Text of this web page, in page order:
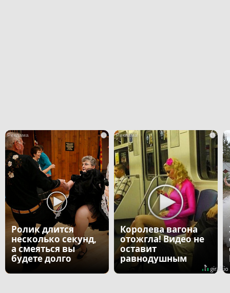
i
Ролик длится
несколько секунд,
а смеяться вы
будете долго
i
Королева вагона
отожгла! Видео не
оставит
равнодушным